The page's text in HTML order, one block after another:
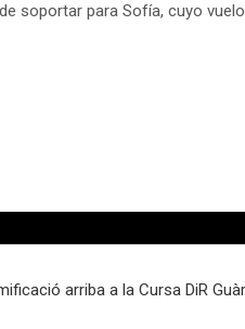
soportar para Sofía, cuyo
arriba a la Cursa DiR